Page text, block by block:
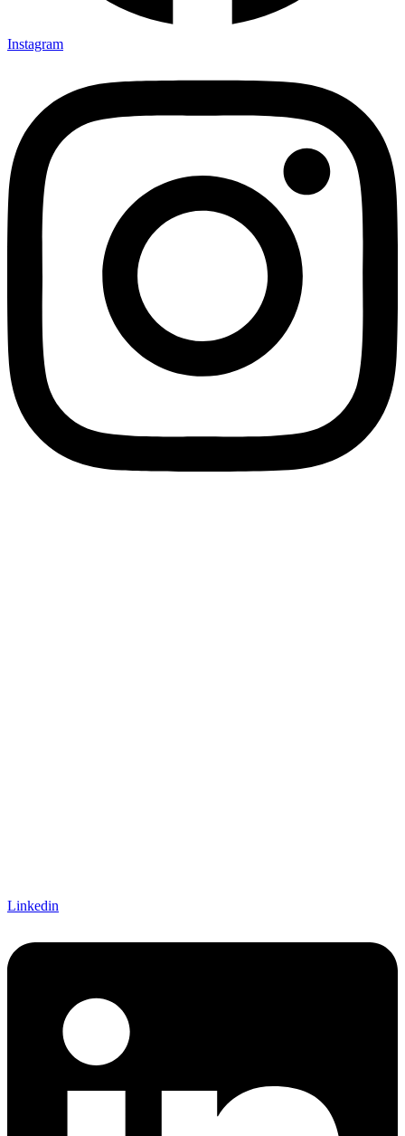
Instagram
Linkedin